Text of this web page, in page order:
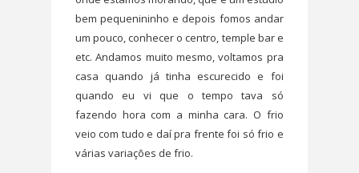
bem pequenininho e depois fomos andar
um pouco, conhecer o centro, temple bar e
etc. Andamos muito mesmo, voltamos pra
casa quando já tinha escurecido e foi
quando eu vi que o tempo tava só
fazendo hora com a minha cara. O frio
veio com tudo e daí pra frente foi só frio e
várias variações de frio.